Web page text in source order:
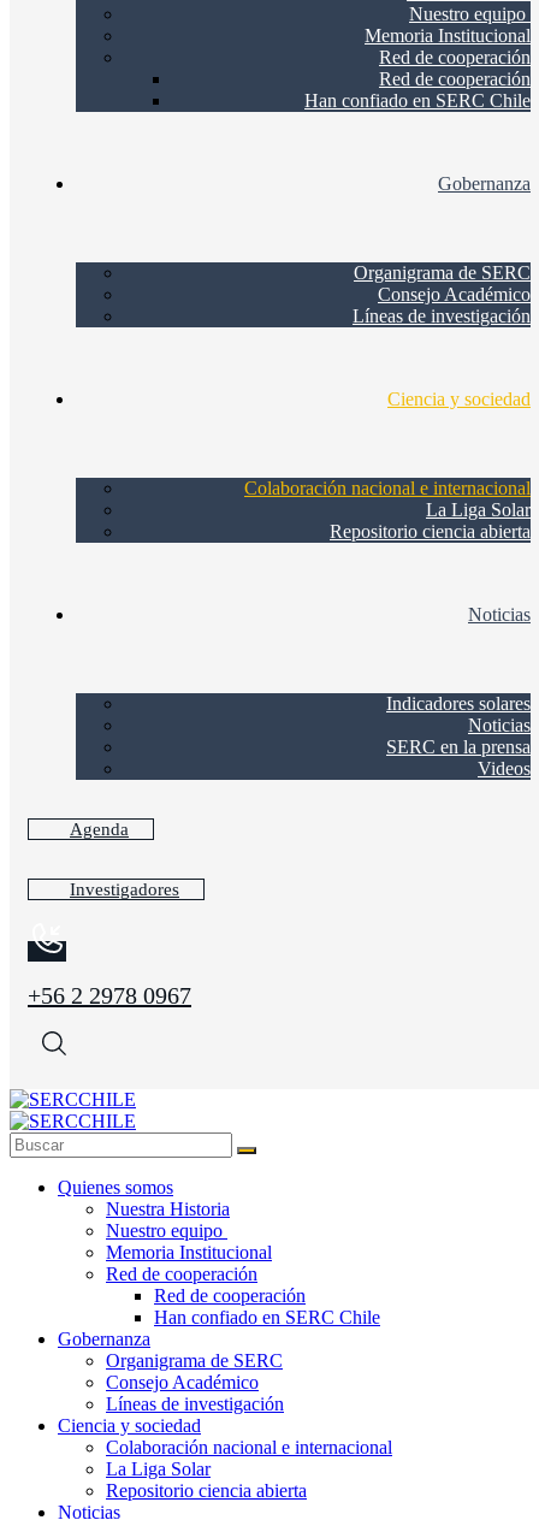
Nuestro equipo
Memoria Institucional
Red de cooperación
Red de cooperación
Han confiado en SERC Chile
Gobernanza
Organigrama de SERC
Consejo Académico
Líneas de investigación
Ciencia y sociedad
Colaboración nacional e internacional
La Liga Solar
Repositorio ciencia abierta
Noticias
Indicadores solares
Noticias
SERC en la prensa
Videos
Agenda
Investigadores
+56 2 2978 0967
Quienes somos
Nuestra Historia
Nuestro equipo
Memoria Institucional
Red de cooperación
Red de cooperación
Han confiado en SERC Chile
Gobernanza
Organigrama de SERC
Consejo Académico
Líneas de investigación
Ciencia y sociedad
Colaboración nacional e internacional
La Liga Solar
Repositorio ciencia abierta
Noticias